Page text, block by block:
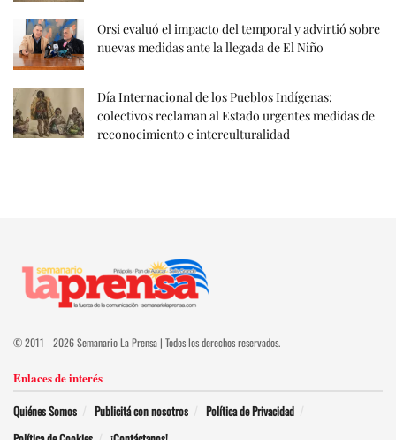
Orsi evaluó el impacto del temporal y advirtió sobre
nuevas medidas ante la llegada de El Niño
Día Internacional de los Pueblos Indígenas:
colectivos reclaman al Estado urgentes medidas de
reconocimiento e interculturalidad
© 2011 - 2026 Semanario La Prensa | Todos los derechos reservados.
Enlaces de interés
Quiénes Somos Publicitá con nosotros
Política de Privacidad